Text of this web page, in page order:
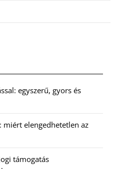
egyszerű, gyors és
miért elengedhetetlen az
támogatás